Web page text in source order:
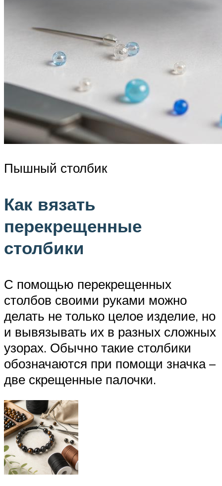
Пышный столбик
Как вязать
перекрещенные
столбики
С помощью перекрещенных
столбов своими руками можно
делать не только целое изделие, но
и вывязывать их в разных сложных
узорах. Обычно такие столбики
обозначаются при помощи значка –
две скрещенные палочки.